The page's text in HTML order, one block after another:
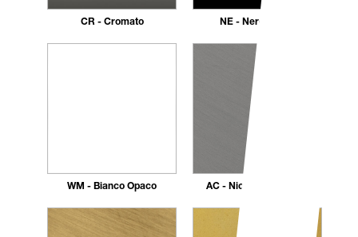
CR - Cromato NE - Nero opaco
WM - Bianco Opaco AC - Nickel Spazzolato